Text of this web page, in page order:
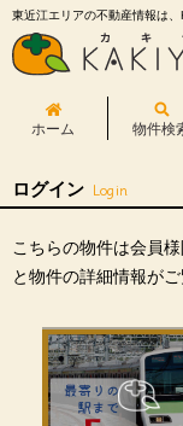
東近江エリアの不動産情報は
ホーム 物件検
ログイン Login
こちらの物件は会員
と物件の詳細情報がご